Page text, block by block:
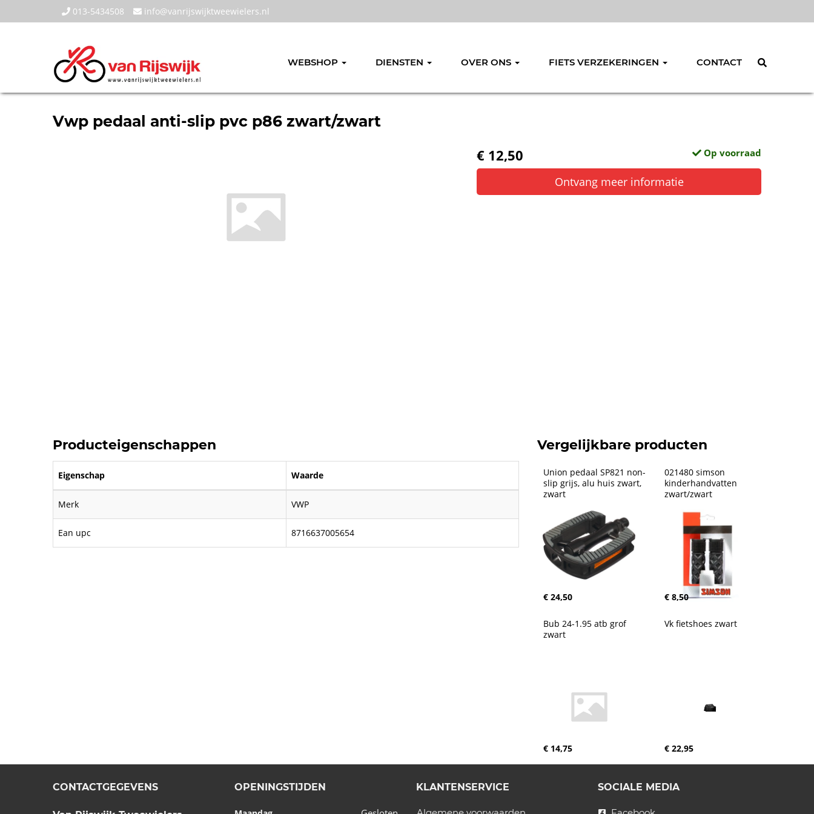
013-5434508 info@vanrijswijktweewielers.nl
WEBSHOP DIENSTEN OVER ONS FIETS VERZEKERINGEN CONTACT
Vwp pedaal anti-slip pvc p86 zwart/zwart
€ 12,50
Op voorraad
Ontvang meer informatie
Producteigenschappen
Eigenschap Waarde
Merk VWP
Ean upc 8716637005654
Vergelijkbare producten
Union pedaal SP821 non-
slip grijs, alu huis zwart,
zwart
€ 24,50
021480 simson
kinderhandvatten
zwart/zwart
€ 8,50
Bub 24-1.95 atb grof
zwart
€ 14,75
Vk fietshoes zwart
€ 22,95
CONTACTGEGEVENS OPENINGSTIJDEN KLANTENSERVICE SOCIALE MEDIA